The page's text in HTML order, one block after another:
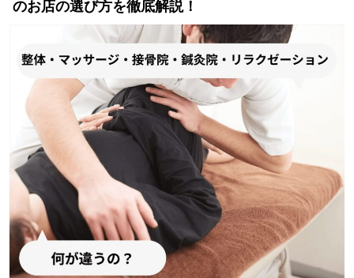
のお店の選び方を徹底解説！